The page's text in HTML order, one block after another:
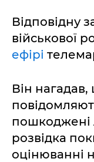
Відповідну
військової
ефірі
Він
пошкоджені
розвідка
оцінюванні